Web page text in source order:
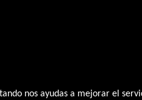
nos ayudas a mejorar el